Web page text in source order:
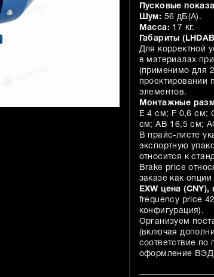
Пусковые
Шум: 56 дБ(A).
Масса: 17 кг.
Габариты
Для корректной
в материалах
(применимо для
проектировании
элементов.
Монтажные
E 4 см; F 0,6 см;
см; AB 16,5 см;
В прайс-листе
экспортную
относится к
Brake price
заказе как
EXW цена
frequency price
конфигурация).
Организуем
(включая
соответствие
оформление ВЭД,